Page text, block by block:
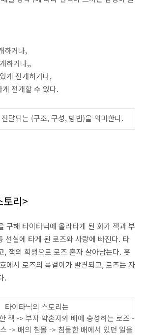
하거나,
하거나,,
게 전개하거나,
전개할 수 있다.
달되는 (구조, 구성, 방법)을 의미한다.
토리>
구해 타이타닉에 올라타게 된 화가 잭과 부
선실에 타게 된 로즈와 사랑에 빠진다. 타
, 잭의 희생으로 로즈 혼자 살아남는다. 훗
에서 로즈의 목걸이가 발견되고,로즈는 자
.
타이타닉의 스토리는
잭 -> 부자 약혼자와 배에 승성하는 로즈 -
-> 배의 침몰 -> 침몰한 배에서 있던 일을